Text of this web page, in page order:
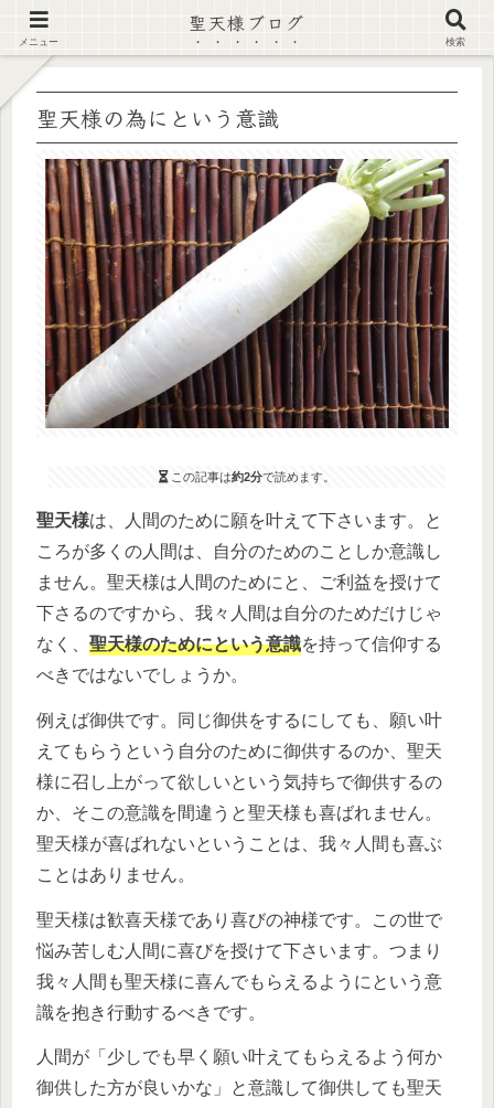
【注意喚起】偽サイト及び偽情報に注意 ▶確認する◀
聖天様の為にという意識
この記事は約2分で読めます。
聖天様は、人間のために願を叶えて下さいます。と
ころが多くの人間は、自分のためのことしか意識し
ません。聖天様は人間のためにと、ご利益を授けて
下さるのですから、我々人間は自分のためだけじゃ
なく、 聖天様のためにという意識を持って信仰する
べきではないでしょうか。
例えば御供です。同じ御供をするにしても、願い叶
えてもらうという自分のために御供するのか、聖天
様に召し上がって欲しいという気持ちで御供するの
か、そこの意識を間違うと聖天様も喜ばれません。
聖天様が喜ばれないということは、我々人間も喜ぶ
ことはありません。
聖天様は歓喜天様であり喜びの神様です。この世で
悩み苦しむ人間に喜びを授けて下さいます。つまり
我々人間も聖天様に喜んでもらえるようにという意
識を抱き行動するべきです。
人間が「少しでも早く願い叶えてもらえるよう何か
御供した方が良いかな」と意識して御供しても聖天
メニュー
聖天様ブログ
検索